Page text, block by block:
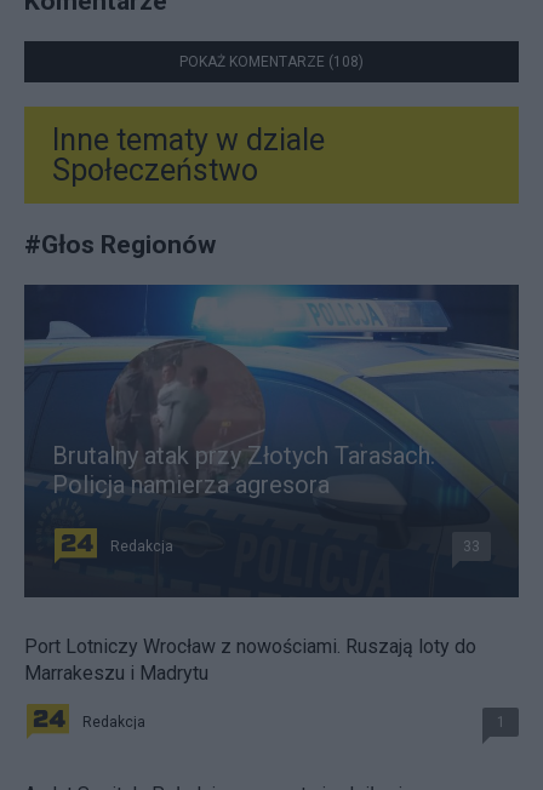
POKAŻ KOMENTARZE (108)
Inne tematy w dziale
Społeczeństwo
#Głos Regionów
Brutalny atak przy Złotych Tarasach.
Policja namierza agresora
Redakcja 33
Port Lotniczy Wrocław z nowościami. Ruszają loty do
Marrakeszu i Madrytu
Redakcja 1